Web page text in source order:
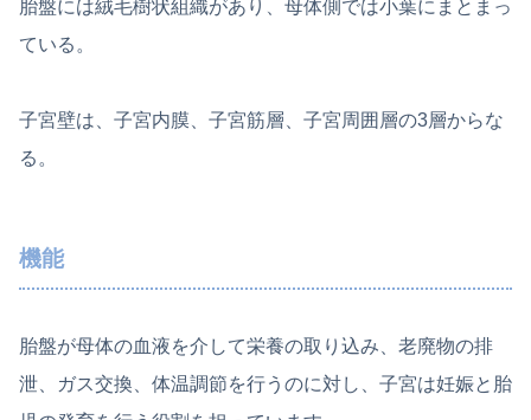
胎盤には絨毛樹状組織があり、母体側では小葉にまとまっ
ている。
子宮壁は、子宮内膜、子宮筋層、子宮周囲層の3層からな
る。
機能
胎盤が母体の血液を介して栄養の取り込み、老廃物の排
泄、ガス交換、体温調節を行うのに対し、子宮は妊娠と胎